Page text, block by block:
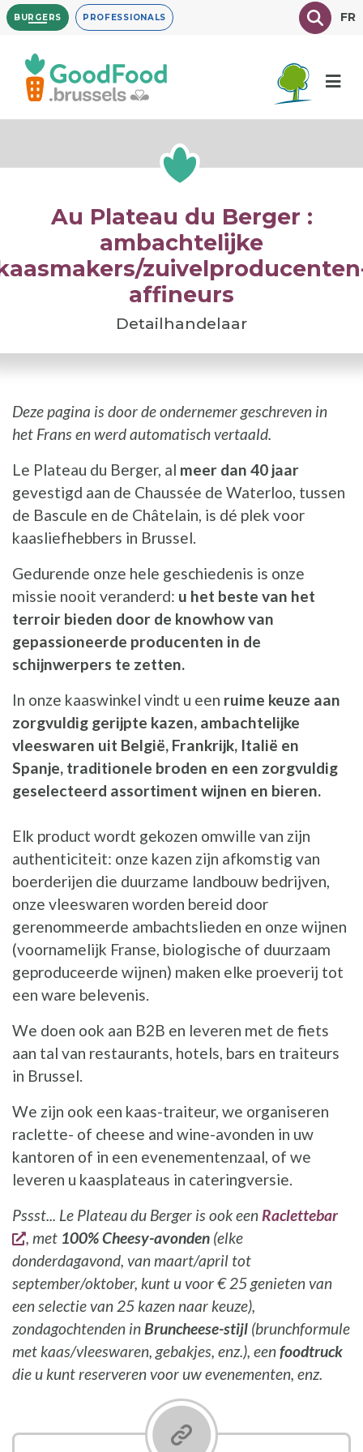
Overslaan
en
inhoud
gaan
BURGERS PROFESSIONALS TexteFR
Au Plateau du Berger :
ambachtelijke
affineurs
Detailhandelaar
Deze pagina is door de ondernemer geschreven in
het Frans en werd automatisch vertaald.
Le Plateau du Berger, al meer dan 40 jaar
gevestigd aan de Chaussée de Waterloo, tussen
de Bascule en de Châtelain, is dé plek voor
kaasliefhebbers in Brussel.
Gedurende onze hele geschiedenis is onze
missie nooit veranderd: u het beste van het
terroir bieden door de knowhow van
gepassioneerde producenten in de
schijnwerpers te zetten.
In onze kaaswinkel vindt u een ruime keuze aan
zorgvuldig gerijpte kazen, ambachtelijke
vleeswaren uit België, Frankrijk, Italië en
Spanje, traditionele broden en een zorgvuldig
geselecteerd assortiment wijnen en bieren.
Elk product wordt gekozen omwille van zijn
authenticiteit: onze kazen zijn afkomstig van
boerderijen die duurzame landbouw bedrijven,
onze vleeswaren worden bereid door
gerenommeerde ambachtslieden en onze wijnen
(voornamelijk Franse, biologische of duurzaam
geproduceerde wijnen) maken elke proeverij tot
een ware belevenis.
We doen ook aan B2B en leveren met de fiets
aan tal van restaurants, hotels, bars en traiteurs
in Brussel.
We zijn ook een kaas-traiteur, we organiseren
raclette- of cheese and wine-avonden in uw
kantoren of in een evenementenzaal, of we
leveren u kaasplateaus in cateringversie.
Pssst... Le Plateau du Berger is ook een Raclettebar
opent een nieuw venster
, met 100% Cheesy-avonden (elke
donderdagavond, van maart/april tot
september/oktober, kunt u voor € 25 genieten van
een selectie van 25 kazen naar keuze),
zondagochtenden inBruncheese-stijl (brunchformule
met kaas/vleeswaren, gebakjes, enz.), eenfoodtruck
die u kunt reserveren voor uw evenementen, enz.